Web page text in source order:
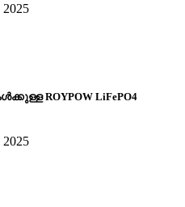
ROYPOW LiFePO4